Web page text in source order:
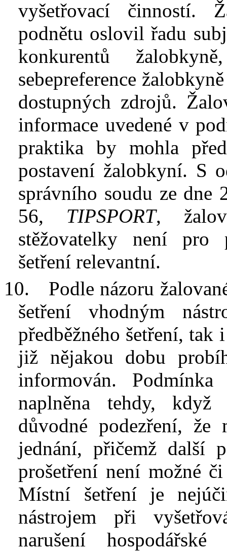
vyšetřovací činností.
podnětu oslovil řadu
konkurentů
sebepreference
dostupných zdrojů.
informace uvedené v
praktika by mohla
postavení žalobkyní. S
správního soudu ze
56, TIPSPORT,
stěžovatelky není pro
šetření relevantní.
10.
Podle názoru
šetření vhodným
předběžného šetření, tak
již nějakou dobu
informován.
naplněna tehdy, když
důvodné podezření, že
jednání, přičemž další
prošetření není možné
Místní šetření je
nástrojem při
narušení